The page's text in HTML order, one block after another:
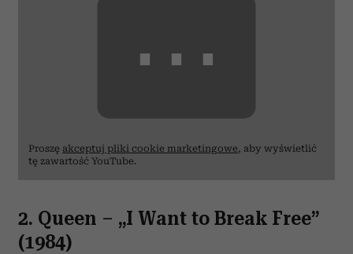
⋯
Proszę akceptuj pliki cookie marketingowe, aby wyświetlić
tę zawartość YouTube.
2. Queen – „I Want to Break Free”
(1984)